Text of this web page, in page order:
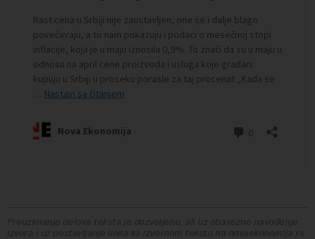
Preuzimanje delova teksta je dozvoljeno, ali uz obavezno navođenje
izvora i uz postavljanje linka ka izvornom tekstu na novaekonomija.rs